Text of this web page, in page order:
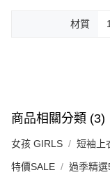
材質
商品相關分類 (3)
女孩 GIRLS 短袖上
特價SALE 過季精選